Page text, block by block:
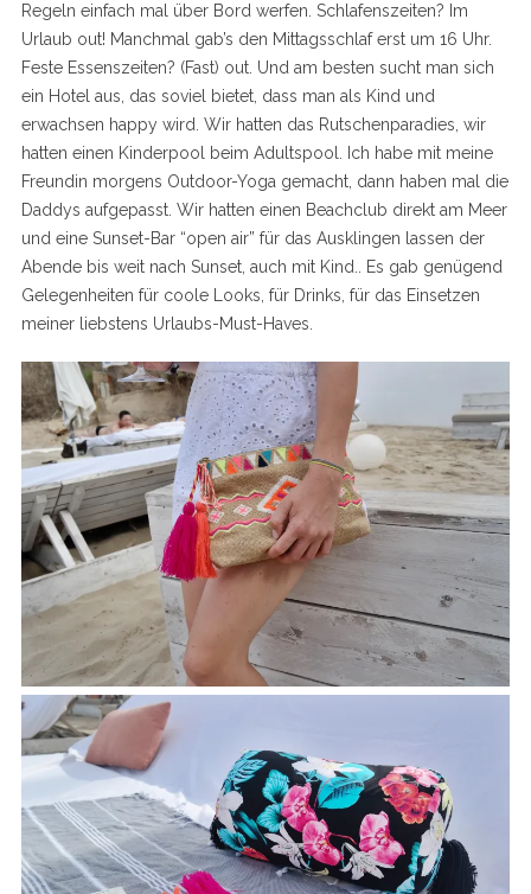
Regeln einfach mal über Bord werfen. Schlafenszeiten? Im
Urlaub out! Manchmal gab’s den Mittagsschlaf erst um 16 Uhr.
Feste Essenszeiten? (Fast) out. Und am besten sucht man sich
ein Hotel aus, das soviel bietet, dass man als Kind und
erwachsen happy wird. Wir hatten das Rutschenparadies, wir
hatten einen Kinderpool beim Adultspool. Ich habe mit meine
Freundin morgens Outdoor-Yoga gemacht, dann haben mal die
Daddys aufgepasst. Wir hatten einen Beachclub direkt am Meer
und eine Sunset-Bar “open air” für das Ausklingen lassen der
Abende bis weit nach Sunset, auch mit Kind.. Es gab genügend
Gelegenheiten für coole Looks, für Drinks, für das Einsetzen
meiner liebstens Urlaubs-Must-Haves.